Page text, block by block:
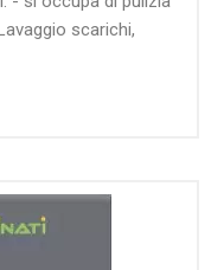
scarichi,